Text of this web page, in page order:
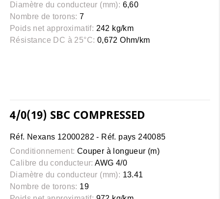
Diamètre du conducteur (mm): 6,60
Nombre de torons: 7
Poids net approximatif: 242 kg/km
Résistance DC à 25°C: 0,672 Ohm/km
4/0(19) SBC COMPRESSED
Réf. Nexans 12000282 - Réf. pays 240085
Conditionnement: Couper à longueur (m)
Calibre du conducteur: AWG 4/0
Diamètre du conducteur (mm): 13.41
Nombre de torons: 19